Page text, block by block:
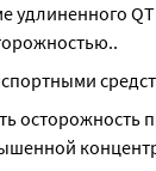
удлиненного
осторожность